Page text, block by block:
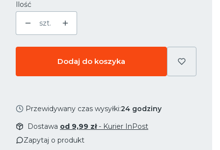
Ilość
szt.
Dodaj do koszyka
Przewidywany czas wysyłki:24 godziny
Dostawa od 9,99 zł- Kurier InPost
Zapytaj o produkt